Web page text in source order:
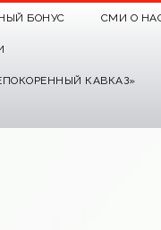
БОНУС СМИ О
КАВКАЗ»